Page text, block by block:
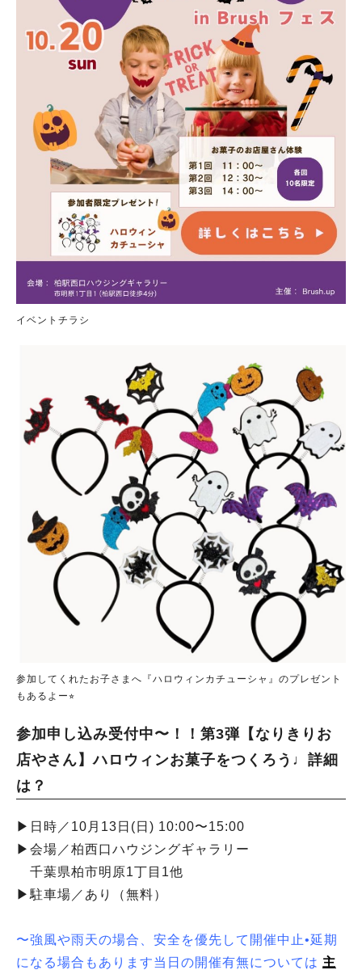
イベントチラシ
参加してくれたお子さまへ『ハロウィンカチューシャ』のプレゼント
もあるよー⭐︎
参加申し込み受付中〜！！第3弾【なりきりお
店やさん】ハロウィンお菓子をつくろう♩詳細
は？
▶︎日時／10月13日(日) 10:00〜15:00
▶︎会場／柏西口ハウジングギャラリー
千葉県柏市明原1丁目1他
▶︎駐車場／あり（無料）
〜強風や雨天の場合、安全を優先して開催中止•延期
になる場合もあります当日の開催有無については 主